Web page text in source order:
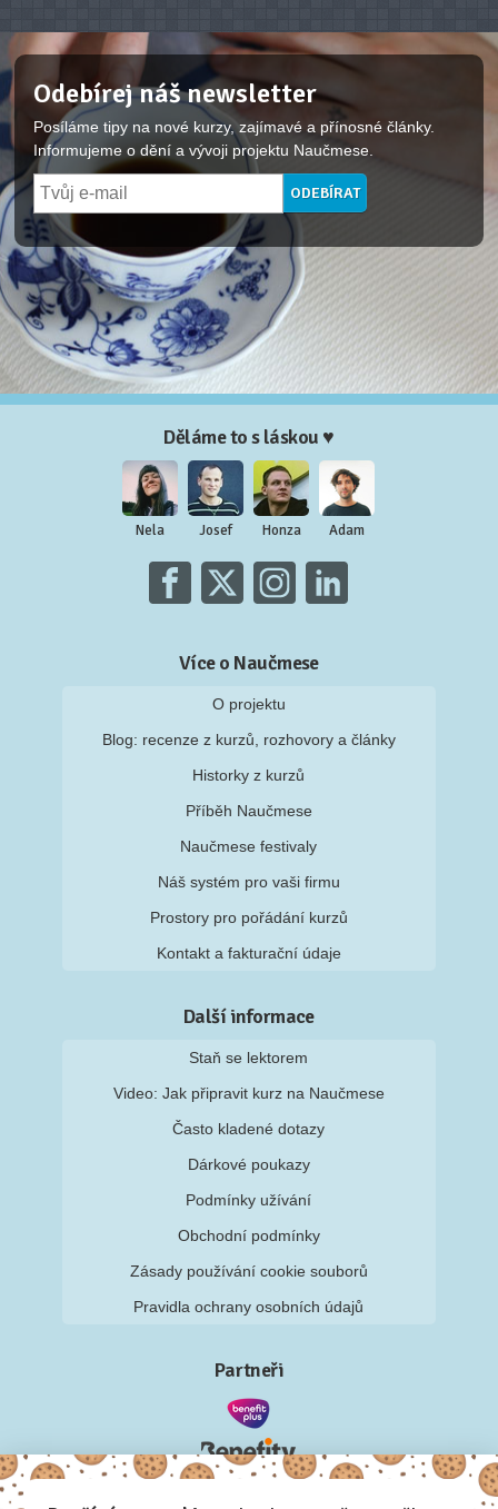
Odebírej náš newsletter
Posíláme tipy na nové kurzy, zajímavé a přínosné články.
Informujeme o dění a vývoji projektu Naučmese.
Děláme to s láskou ♥
Nela Josef Honza Adam
Více o Naučmese
O projektu
Blog: recenze z kurzů, rozhovory a články
Historky z kurzů
Příběh Naučmese
Naučmese festivaly
Náš systém pro vaši firmu
Prostory pro pořádání kurzů
Kontakt a fakturační údaje
Další informace
Staň se lektorem
Video: Jak připravit kurz na Naučmese
Často kladené dotazy
Dárkové poukazy
Podmínky užívání
Obchodní podmínky
Zásady používání cookie souborů
Pravidla ochrany osobních údajů
Partneři